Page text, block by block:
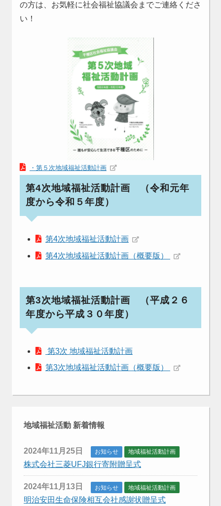
の方は、お気軽に社会福祉協議会までご連絡くださ
い！
・第５次地域福祉活動計画
第4次地域福祉活動計画 （令和元年
度から令和５年度）
第4次地域福祉活動計画
第4次地域福祉活動計画（概要版）
第3次地域福祉活動計画 （平成２６
年度から平成３０年度）
第3次 地域福祉活動計画
第3次地域福祉活動計画（概要版）
地域福祉活動 新着情報
2024年11月25日 お知らせ 地域福祉活動計画
株式会社三菱UFJ銀行寄附贈呈式
2024年11月13日 お知らせ 地域福祉活動計画
明治安田生命保険相互会社感謝状贈呈式